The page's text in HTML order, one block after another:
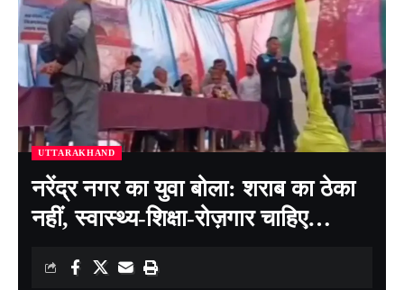
UTTARAKHAND
नरेंद्र नगर का युवा बोला: शराब का ठेका
नहीं, स्वास्थ्य-शिक्षा-रोज़गार चाहिए…